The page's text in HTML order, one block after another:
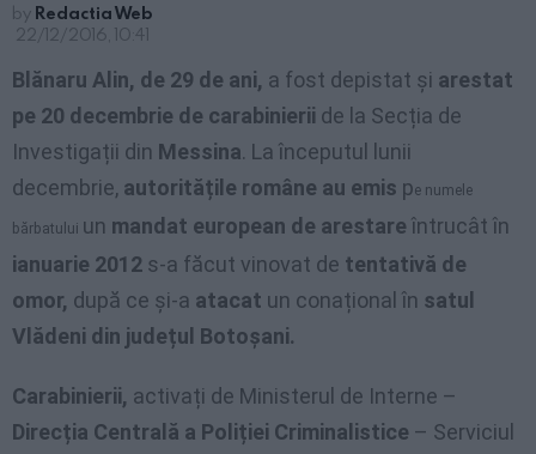
by Redactia Web
22/12/2016, 10:41
Blănaru Alin, de 29 de ani, a fost depistat și arestat
pe 20 decembrie de carabinierii de la Secția de
Investigații din Messina. La începutul lunii
decembrie, autoritățile române au emis pe numele
bărbatului un mandat european de arestare întrucât în
ianuarie 2012 s-a făcut vinovat de tentativă de
omor, după ce și-a atacat un conațional în satul
Vlădeni din județul Botoșani.
Carabinierii, activați de Ministerul de Interne –
Direcția Centrală a Poliției Criminalistice – Serviciul